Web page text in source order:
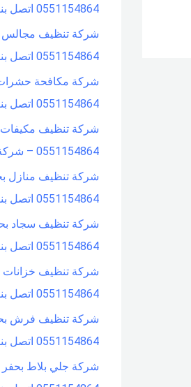
0551154864 اتصل بنا – شركة العربي
شركة تنظيف مجالس
0551154864 اتصل بنا – شركة العربي
شركة مكافحة
0551154864 اتصل بنا – شركة العربي
شركة تنظيف مكيفات
0551154864 – شركة العربي
شركة تنظيف منازل
0551154864 اتصل بنا – شركة العربي
شركة تنظيف سجاد
0551154864 اتصل بنا – شركة العربي
شركة تنظيف خزانات
0551154864 اتصل بنا – شركة العربي
شركة تنظيف فرش
0551154864 اتصل بنا – شركة العربي
شركة جلي بلاط بحفر